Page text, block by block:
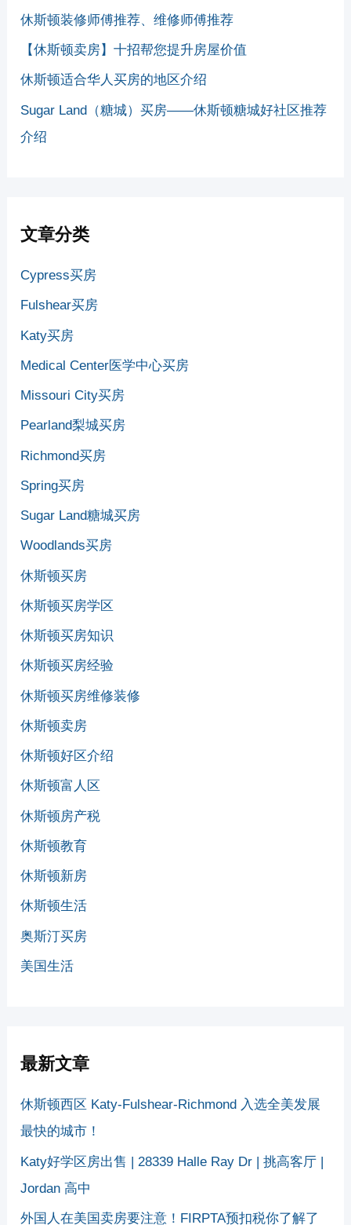
休斯顿装修师傅推荐、维修师傅推荐
【休斯顿卖房】十招帮您提升房屋价值
休斯顿适合华人买房的地区介绍
Sugar Land（糖城）买房——休斯顿糖城好社区推荐
介绍
文章分类
Cypress买房
Fulshear买房
Katy买房
Medical Center医学中心买房
Missouri City买房
Pearland梨城买房
Richmond买房
Spring买房
Sugar Land糖城买房
Woodlands买房
休斯顿买房
休斯顿买房学区
休斯顿买房知识
休斯顿买房经验
休斯顿买房维修装修
休斯顿卖房
休斯顿好区介绍
休斯顿富人区
休斯顿房产税
休斯顿教育
休斯顿新房
休斯顿生活
奥斯汀买房
美国生活
最新文章
休斯顿西区 Katy-Fulshear-Richmond 入选全美发展
最快的城市！
Katy好学区房出售 | 28339 Halle Ray Dr | 挑高客厅 |
Jordan 高中
外国人在美国卖房要注意！FIRPTA预扣税你了解了